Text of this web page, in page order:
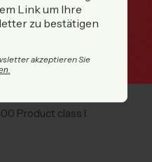
Product class I
Link um Ihre
zu bestätigen
akzeptieren Sie
.